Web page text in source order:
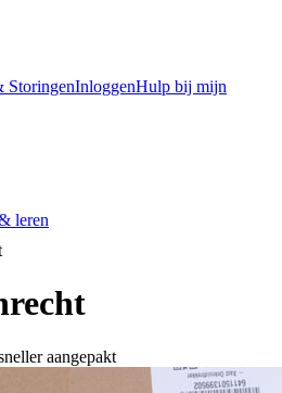
StoringenInloggenHulp bij mijn
leren
aangepakt